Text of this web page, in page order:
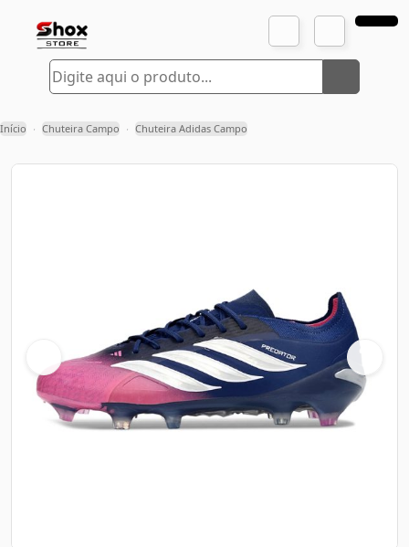
Início › Chuteira Campo › Chuteira Adidas Campo